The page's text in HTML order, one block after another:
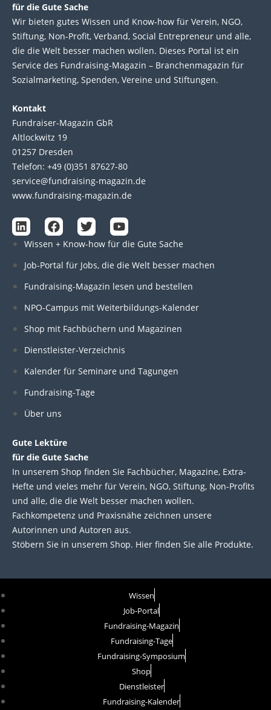
für die Gute Sache
Wir bie­ten gutes Wis­sen und Know-how für Ver­ein, NGO,
Stif­tung, Non-Profit, Ver­band, Social Entre­pre­neur und alle,
die die Welt bes­ser machen wol­len. Die­ses Por­tal ist ein
Service des Fund­raising-Magazin – Bran­chen­magazin für
Sozial­marke­ting, Spen­den, Ver­eine und Stif­tun­gen.
Kontakt
Fundraiser-Magazin GbR
Altlockwitz 19
01257 Dresden
Telefon: +49 (0)351 87627-80
service@fundraising-magazin.de
www.fundraising-magazin.de
L
i
n
k
e
d
n
F
a
c
e
b
o
k
T
w
i
t
t
e
r
Y
o
u
t
u
b
Wissen + Know-how für die Gute Sache
Job-Portal für Jobs, die die Welt besser machen
Fundraising-Magazin lesen und bestellen
NPO-Campus mit Weiterbildungs-Kalender
Shop mit Fachbüchern und Magazinen
Dienstleister-Verzeichnis
Kalender für Seminare und Tagungen
Fundraising-Tage
Über uns
Gute Lektüre
für die Gute Sache
In unserem Shop finden Sie Fachbücher, Magazine, Extra-
Hefte und vieles mehr für Verein, NGO, Stiftung, Non-Profits
und alle, die die Welt besser machen wollen.
Fachkompetenz und Praxisnähe zeichnen unsere
Autorinnen und Autoren aus.
Stöbern Sie in unserem Shop. Hier finden Sie alle Produkte.
Wissen
Job-Portal
Fundraising-Magazin
Fundraising-Tage
Fundraising-Symposium
Shop
Dienstleister
Fundraising-Kalender